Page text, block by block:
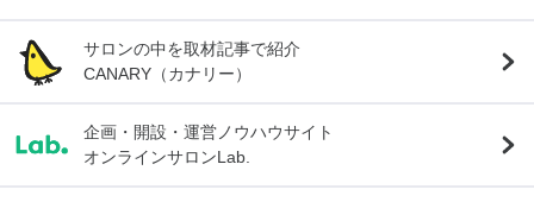
サロンの中を取材記事で紹介
CANARY（カナリー）
企画・開設・運営ノウハウサイト
オンラインサロンLab.